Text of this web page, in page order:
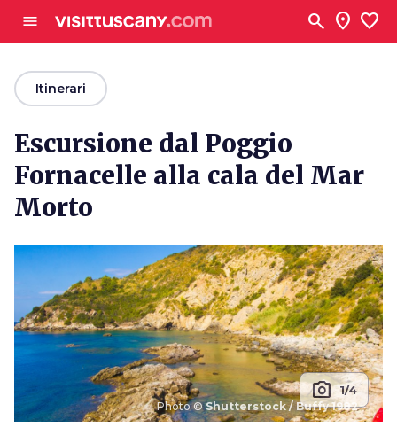
menu search location_on favorite
arrow_backItinerari
Escursione dal Poggio
Fornacelle alla cala del Mar
Morto
Photo ©Shutterstock / Buffy 1982
photo_camera 1/4